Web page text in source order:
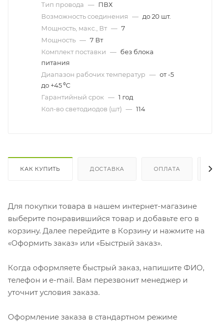
Тип провода — ПВХ
Возможность соединения — до 20 шт.
Мощность, макс., Вт — 7
Мощность — 7 Вт
Комплект поставки — без блока
питания
Диапазон рабочих температур — от -5
до +45 ⁰С
Гарантийный срок — 1 год
Кол-во светодиодов (шт) — 114
КАК КУПИТЬ ДОСТАВКА ОПЛАТА
Для покупки товара в нашем интернет-магазине
выберите понравившийся товар и добавьте его в
корзину. Далее перейдите в Корзину и нажмите на
«Оформить заказ» или «Быстрый заказ».
Когда оформляете быстрый заказ, напишите ФИО,
телефон и e-mail. Вам перезвонит менеджер и
уточнит условия заказа.
Оформление заказа в стандартном режиме